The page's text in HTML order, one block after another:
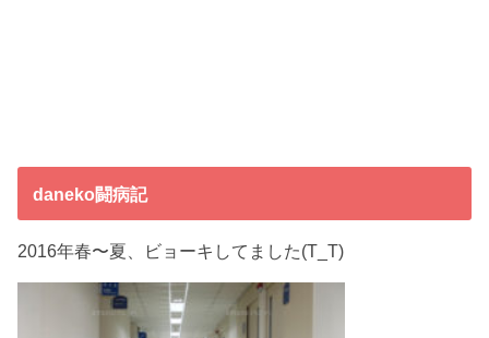
daneko闘病記
2016年春〜夏、ビョーキしてました(T_T)